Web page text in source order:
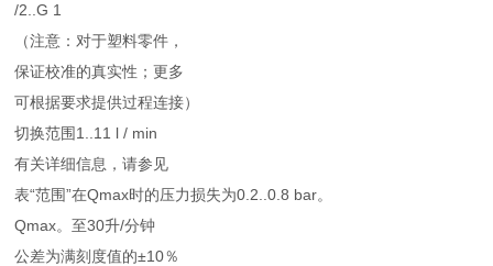
/2..G 1
（注意：对于塑料零件，
保证校准的真实性；更多
可根据要求提供过程连接）
切换范围1..11 l / min
有关详细信息，请参见
表“范围”在Qmax时的压力损失为0.2..0.8 bar。
Qmax。至30升/分钟
公差为满刻度值的±10％